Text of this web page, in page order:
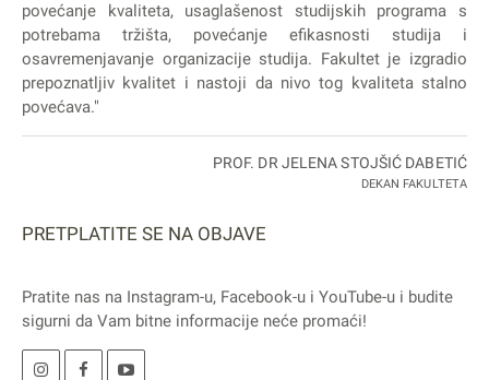
povećanje kvaliteta, usaglašenost studijskih programa s
potrebama tržišta, povećanje efikasnosti studija i
osavremenjavanje organizacije studija. Fakultet je izgradio
prepoznatljiv kvalitet i nastoji da nivo tog kvaliteta stalno
povećava."
PROF. DR JELENA STOJŠIĆ DABETIĆ
DEKAN FAKULTETA
PRETPLATITE SE NA OBJAVE
Pratite nas na Instagram-u, Facebook-u i YouTube-u i budite
sigurni da Vam bitne informacije neće promaći!